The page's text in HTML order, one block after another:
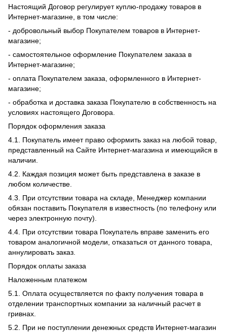
Настоящий Договор регулирует куплю-продажу товаров в
Интернет-магазине, в том числе:
- добровольный выбор Покупателем товаров в Интернет-
магазине;
- самостоятельное оформление Покупателем заказа в
Интернет-магазине;
- оплата Покупателем заказа, оформленного в Интернет-
магазине;
- обработка и доставка заказа Покупателю в собственность на
условиях настоящего Договора.
Порядок оформления заказа
4.1. Покупатель имеет право оформить заказ на любой товар,
представленный на Сайте Интернет-магазина и имеющийся в
наличии.
4.2. Каждая позиция может быть представлена в заказе в
любом количестве.
4.3. При отсутствии товара на складе, Менеджер компании
обязан поставить Покупателя в известность (по телефону или
через электронную почту).
4.4. При отсутствии товара Покупатель вправе заменить его
товаром аналогичной модели, отказаться от данного товара,
аннулировать заказ.
Порядок оплаты заказа
Наложенным платежом
5.1. Оплата осуществляется по факту получения товара в
отделении транспортных компании за наличный расчет в
гривнах.
5.2. При не поступлении денежных средств Интернет-магазин